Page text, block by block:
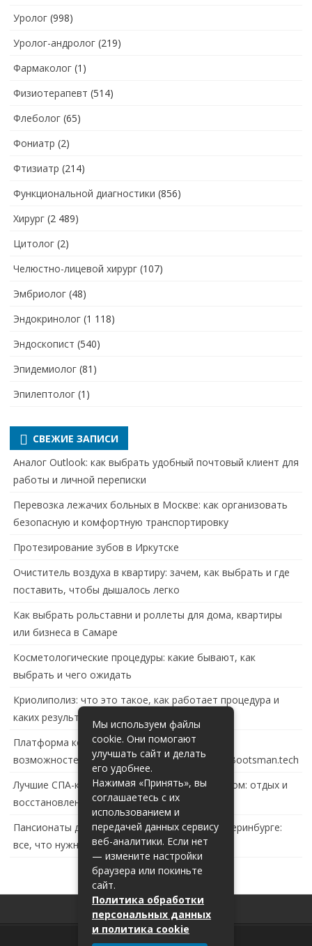
Уролог (998)
Уролог-андролог (219)
Фармаколог (1)
Физиотерапевт (514)
Флеболог (65)
Фониатр (2)
Фтизиатр (214)
Функциональной диагностики (856)
Хирург (2 489)
Цитолог (2)
Челюстно-лицевой хирург (107)
Эмбриолог (48)
Эндокринолог (1 118)
Эндоскопист (540)
Эпидемиолог (81)
Эпилептолог (1)
СВЕЖИЕ ЗАПИСИ
Аналог Outlook: как выбрать удобный почтовый клиент для
работы и личной переписки
Перевозка лежачих больных в Москве: как организовать
безопасную и комфортную транспортировку
Протезирование зубов в Иркутске
Очиститель воздуха в квартиру: зачем, как выбрать и где
поставить, чтобы дышалось легко
Как выбрать рольставни и роллеты для дома, квартиры
или бизнеса в Самаре
Косметологические процедуры: какие бывают, как
выбрать и чего ожидать
Криолиполиз: что это такое, как работает процедура и
каких результатов ждать
Платформа контейнеризации в России: обзор
возможностей и перспектив развития сайта Bootsman.tech
Лучшие СПА-комплексы в Тольятти с бассейном: отдых и
восстановление за городом
Пансионаты для пожилых с деменцией в Екатеринбурге:
все, что нужно знать
Мы используем файлы
cookie. Они помогают
улучшать сайт и делать
его удобнее.
Нажимая «Принять», вы
соглашаетесь с их
использованием и
передачей данных сервису
веб-аналитики. Если нет
— измените настройки
браузера или покиньте
сайт.
Политика обработки
персональных данных
и политика cookie